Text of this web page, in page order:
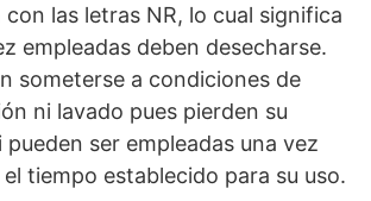
las letras NR, lo cual significa
empleadas deben desecharse.
someterse a condiciones de
ni lavado pues pierden su
pueden ser empleadas una vez
tiempo establecido para su uso.